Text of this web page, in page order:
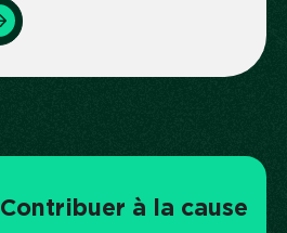
Contribuer à la cause